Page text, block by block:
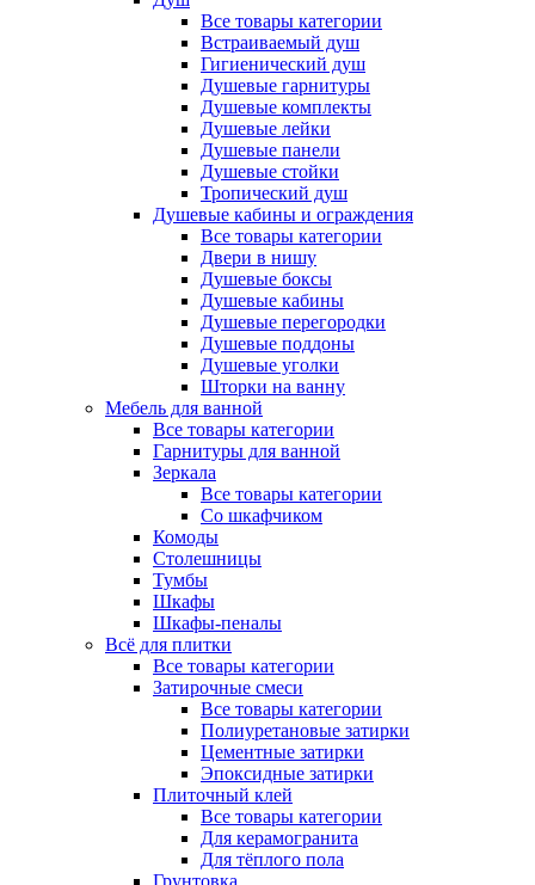
Все товары категории
Встраиваемый душ
Гигиенический душ
Душевые гарнитуры
Душевые комплекты
Душевые лейки
Душевые панели
Душевые стойки
Тропический душ
Душевые кабины и ограждения
Все товары категории
Двери в нишу
Душевые боксы
Душевые кабины
Душевые перегородки
Душевые поддоны
Душевые уголки
Шторки на ванну
Мебель для ванной
Все товары категории
Гарнитуры для ванной
Зеркала
Все товары категории
Со шкафчиком
Комоды
Столешницы
Тумбы
Шкафы
Шкафы-пеналы
Всё для плитки
Все товары категории
Затирочные смеси
Все товары категории
Полиуретановые затирки
Цементные затирки
Эпоксидные затирки
Плиточный клей
Все товары категории
Для керамогранита
Для тёплого пола
Грунтовка